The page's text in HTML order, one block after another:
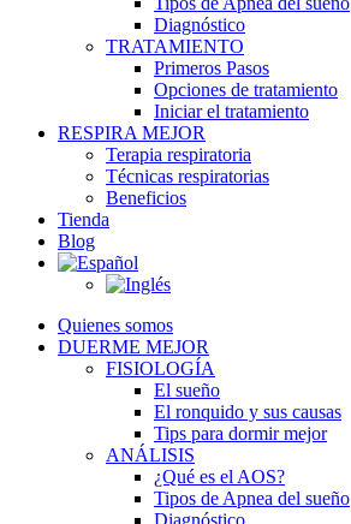
Diagnóstico
TRATAMIENTO
Primeros Pasos
Opciones de tratamiento
Iniciar el tratamiento
RESPIRA MEJOR
Terapia respiratoria
Técnicas respiratorias
Beneficios
Tienda
Blog
Quienes somos
DUERME MEJOR
FISIOLOGÍA
El sueño
El ronquido y sus causas
Tips para dormir mejor
ANÁLISIS
¿Qué es el AOS?
Tipos de Apnea del sueño
Diagnóstico